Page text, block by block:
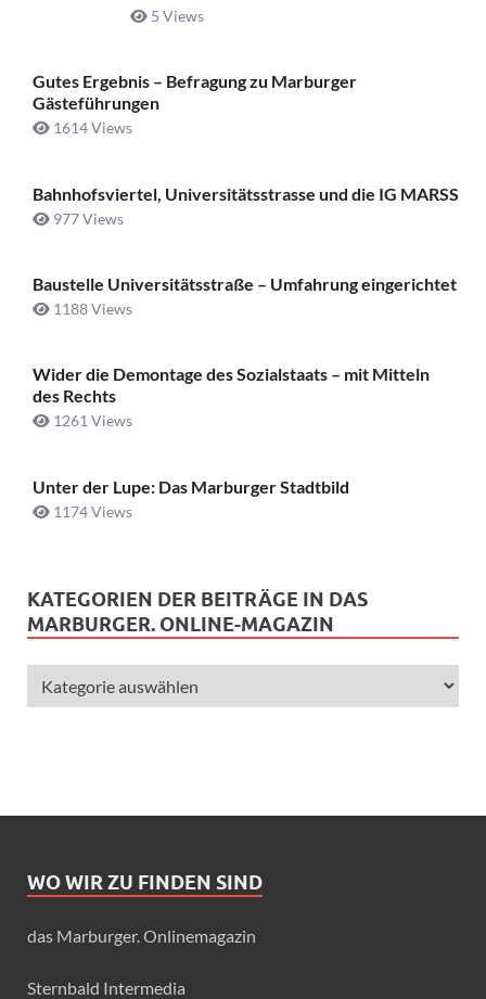
5 Views
Gutes Ergebnis – Befragung zu Marburger
Gästeführungen
1614 Views
Bahnhofsviertel, Universitätsstrasse und die IG MARSS
977 Views
Baustelle Universitätsstraße ­– Umfahrung eingerichtet
1188 Views
Wider die Demontage des Sozialstaats – mit Mitteln
des Rechts
1261 Views
Unter der Lupe: Das Marburger Stadtbild
1174 Views
KATEGORIEN DER BEITRÄGE IN DAS
MARBURGER. ONLINE-MAGAZIN
WO WIR ZU FINDEN SIND
das Marburger. Onlinemagazin
Sternbald Intermedia